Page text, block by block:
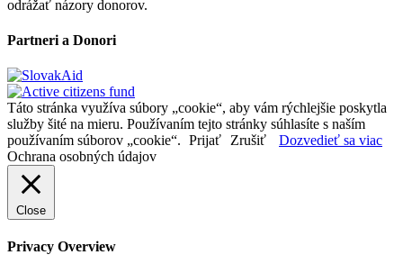
odrážať názory donorov.
Partneri a Donori
Táto stránka využíva súbory „cookie“, aby vám rýchlejšie poskytla
služby šité na mieru. Používaním tejto stránky súhlasíte s naším
používaním súborov „cookie“. Prijať Zrušiť
Dozvedieť sa viac
Ochrana osobných údajov
Close
Privacy Overview